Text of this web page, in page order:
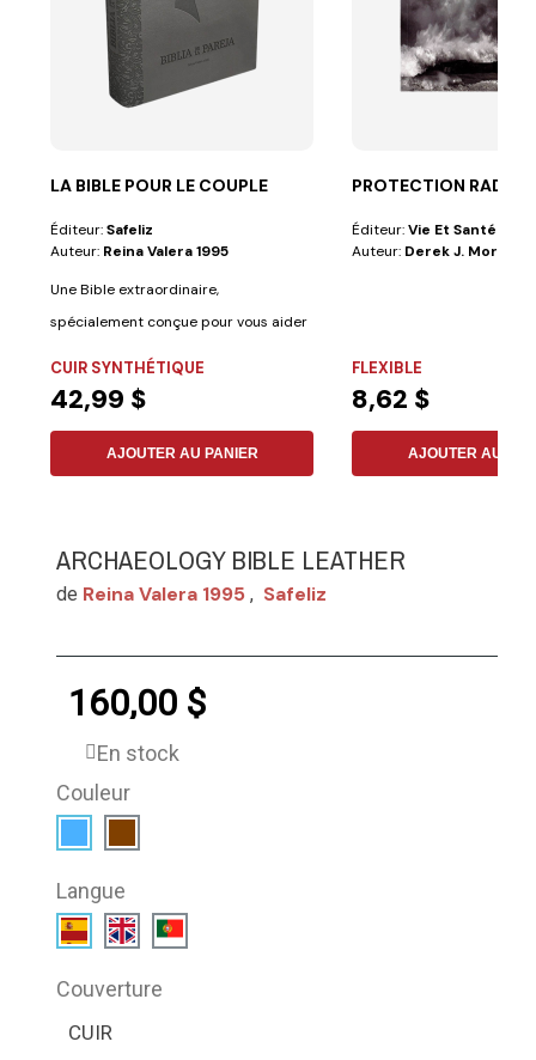
LA BIBLE POUR LE COUPLE
Éditeur:Safeliz
Auteur: Reina Valera 1995
Une Bible extraordinaire,
spécialement conçue pour vous aider
à mieux comprendre...
CUIR SYNTHÉTIQUE
42,99 $
AJOUTER AU PANIER
PROTECTION
Éditeur:Vie Et Santé
Auteur: Derek J. Morris
FLEXIBLE
8,62 $
AJOUTER AU
ARCHAEOLOGY BIBLE LEATHER
de Reina Valera 1995 , Safeliz
160,00 $
En stock
Couleur
Langue
Couverture
CUIR